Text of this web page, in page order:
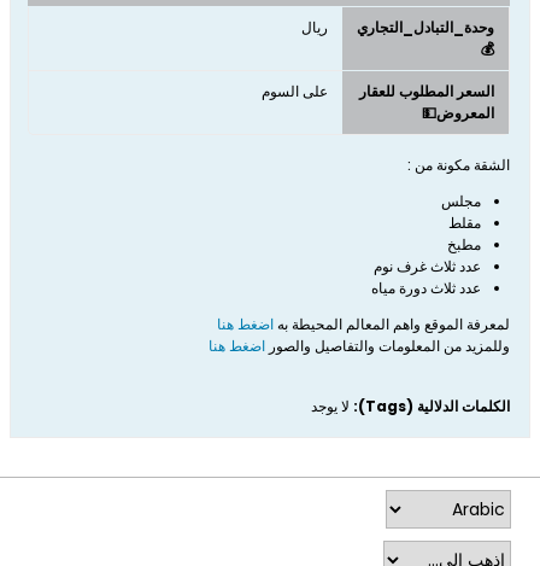
وحدة_التبادل_التجاري
💰
ريال
السعر المطلوب للعقار
المعروض💵
على السوم
الشقة مكونة من :
مجلس
مقلط
مطبخ
عدد ثلاث غرف نوم
عدد ثلاث دورة مياه
لمعرفة الموقع واهم المعالم المحيطة بهاضغط هنا
وللمزيد من المعلومات والتفاصيل والصور اضغط هنا
الكلمات الدلالية (Tags): لا يوجد